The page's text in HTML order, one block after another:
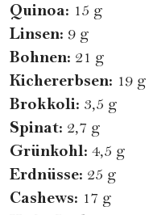
Quinoa: 15 g
Linsen: 9 g
Bohnen: 21 g
Kichererbsen: 19 g
Brokkoli: 3,5 g
Spinat: 2,7 g
Grünkohl: 4,5 g
Erdnüsse: 25 g
Cashews: 17 g